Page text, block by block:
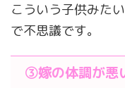
こういう子供みた
で不思議です。
③嫁の体調が悪